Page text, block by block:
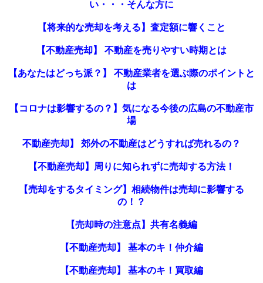
い・・・そんな方に
【将来的な売却を考える】査定額に響くこと
【不動産売却】 不動産を売りやすい時期とは
【あなたはどっち派？】 不動産業者を選ぶ際のポイントと
は
【コロナは影響するの？】気になる今後の広島の不動産市
場
不動産売却】 郊外の不動産はどうすれば売れるの？
【不動産売却】周りに知られずに売却する方法！
【売却をするタイミング】相続物件は売却に影響する
の！？
【売却時の注意点】共有名義編
【不動産売却】 基本のキ！仲介編
【不動産売却】 基本のキ！買取編